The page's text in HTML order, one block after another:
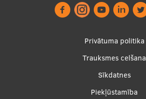
Privātuma politika
Trauksmes celšana
Sīkdatnes
Piekļūstamība